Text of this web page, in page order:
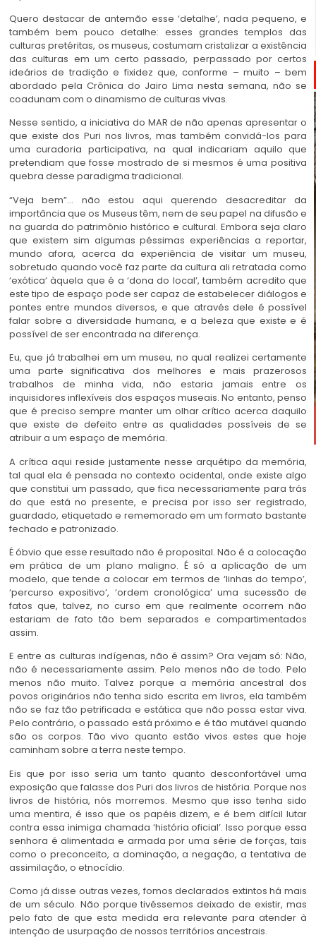
Quero destacar de antemão esse ‘detalhe’, nada pequeno, e
também bem pouco detalhe: esses grandes templos das
culturas pretéritas, os museus, costumam cristalizar a existência
das culturas em um certo passado, perpassado por certos
ideários de tradição e fixidez que, conforme – muito – bem
abordado pela Crônica do Jairo Lima nesta semana, não se
coadunam com o dinamismo de culturas vivas.
Nesse sentido, a iniciativa do MAR de não apenas apresentar o
que existe dos Puri nos livros, mas também convidá-los para
uma curadoria participativa, na qual indicariam aquilo que
pretendiam que fosse mostrado de si mesmos é uma positiva
quebra desse paradigma tradicional.
“Veja bem”… não estou aqui querendo desacreditar da
importância que os Museus têm, nem de seu papel na difusão e
na guarda do patrimônio histórico e cultural. Embora seja claro
que existem sim algumas péssimas experiências a reportar,
mundo afora, acerca da experiência de visitar um museu,
sobretudo quando você faz parte da cultura ali retratada como
‘exótica’ àquela que é a ‘dona do local’, também acredito que
este tipo de espaço pode ser capaz de estabelecer diálogos e
pontes entre mundos diversos, e que através dele é possível
falar sobre a diversidade humana, e a beleza que existe e é
possível de ser encontrada na diferença.
Eu, que já trabalhei em um museu, no qual realizei certamente
uma parte significativa dos melhores e mais prazerosos
trabalhos de minha vida, não estaria jamais entre os
inquisidores inflexíveis dos espaços museais. No entanto, penso
que é preciso sempre manter um olhar crítico acerca daquilo
que existe de defeito entre as qualidades possíveis de se
atribuir a um espaço de memória.
A crítica aqui reside justamente nesse arquétipo da memória,
tal qual ela é pensada no contexto ocidental, onde existe algo
que constitui um passado, que fica necessariamente para trás
do que está no presente, e precisa por isso ser registrado,
guardado, etiquetado e rememorado em um formato bastante
fechado e patronizado.
É óbvio que esse resultado não é proposital. Não é a colocação
em prática de um plano maligno. É só a aplicação de um
modelo, que tende a colocar em termos de ‘linhas do tempo’,
‘percurso expositivo’, ‘ordem cronológica’ uma sucessão de
fatos que, talvez, no curso em que realmente ocorrem não
estariam de fato tão bem separados e compartimentados
assim.
E entre as culturas indígenas, não é assim? Ora vejam só: Não,
não é necessariamente assim. Pelo menos não de todo. Pelo
menos não muito. Talvez porque a memória ancestral dos
povos originários não tenha sido escrita em livros, ela também
não se faz tão petrificada e estática que não possa estar viva.
Pelo contrário, o passado está próximo e é tão mutável quando
são os corpos. Tão vivo quanto estão vivos estes que hoje
caminham sobre a terra neste tempo.
Eis que por isso seria um tanto quanto desconfortável uma
exposição que falasse dos Puri dos livros de história. Porque nos
livros de história, nós morremos. Mesmo que isso tenha sido
uma mentira, é isso que os papéis dizem, e é bem difícil lutar
contra essa inimiga chamada ‘história oficial’. Isso porque essa
senhora é alimentada e armada por uma série de forças, tais
como o preconceito, a dominação, a negação, a tentativa de
assimilação, o etnocídio.
Como já disse outras vezes, fomos declarados extintos há mais
de um século. Não porque tivéssemos deixado de existir, mas
pelo fato de que esta medida era relevante para atender à
intenção de usurpação de nossos territórios ancestrais.